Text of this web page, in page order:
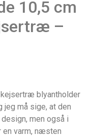
10,5 cm
–
kejsertræ blyantholder
jeg må sige, at den
men også i
varm, næsten